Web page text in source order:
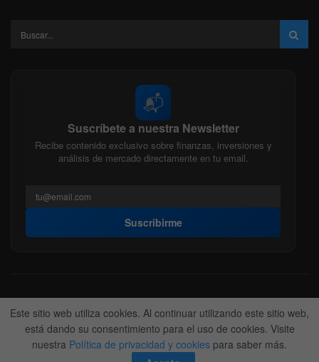
📬
Suscríbete a nuestra Newsletter
Recibe contenido exclusivo sobre finanzas, inversiones y
análisis de mercado directamente en tu email.
Suscribirme
Acerca de nosotros Politica Editorial
Nuestro Equipo
Contactanos
Anunciate
© 2022-2026BitFinanzas- Hecho porTeam DM. 😎
Este sitio web utiliza cookies. Al continuar utilizando este sitio web,
está dando su consentimiento para el uso de cookies. Visite
nuestra Política de privacidad y cookies para saber más.